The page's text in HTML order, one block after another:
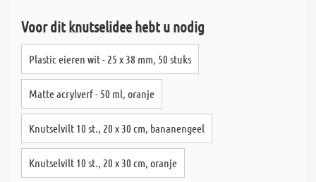
Voor dit knutselidee hebt u nodig
Plastic eieren wit - 25 x 38 mm, 50 stuks
Matte acrylverf - 50 ml, oranje
Knutselvilt 10 st., 20 x 30 cm, bananengeel
Knutselvilt 10 st., 20 x 30 cm, oranje